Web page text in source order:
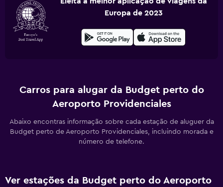
Europa de 2023
Carros para alugar da Budget perto do
Aeroporto Providenciales
Abaixo encontras informação sobre cada estação de aluguer da
Budget perto de Aeroporto Providenciales, incluindo morada e
número de telefone.
Ver estações da Budget perto do Aeroporto